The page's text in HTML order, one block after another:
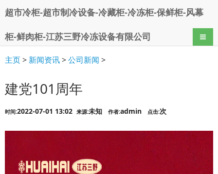
超市冷柜-超市制冷设备-冷藏柜-冷冻柜-保鲜柜-风幕
柜-鲜肉柜-江苏三野冷冻设备有限公司 导航
主页> 新闻资讯>公司新闻 >
建党101周年
时间:2022-07-01 13:02 来源:未知 作者:admin 点击:次